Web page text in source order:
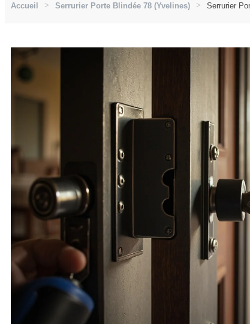
Accueil Serrurier Porte Blindée 78 (Yvelines) Serrurier